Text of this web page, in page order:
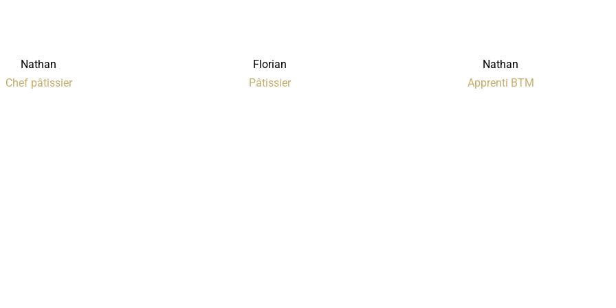
Nathan
Chef pâtissier
Florian
Pâtissier
Nathan
Apprenti BTM